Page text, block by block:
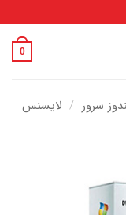
0
سرور / لایسنس